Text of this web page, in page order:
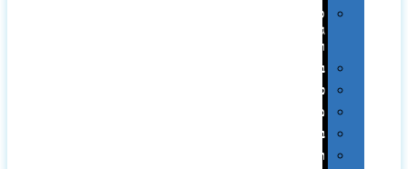
סוללות
גיבוי
ומטענים
ביגוד
כובעים
מגבות
בקבוקים
תרמי